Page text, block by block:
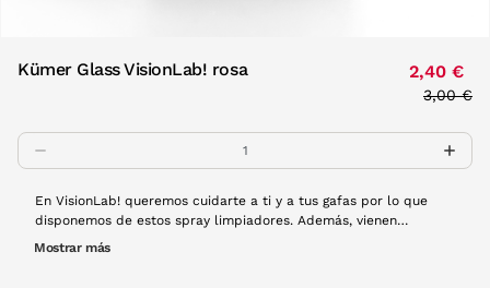
Kümer Glass VisionLab! rosa 2,40 €
Price
3,00 €
En VisionLab! queremos cuidarte a ti y a tus gafas por lo que
disponemos de estos spray limpiadores. Además, vienen
acompañados de una gamuza de microfibra que permite limpiar
Mostrar más